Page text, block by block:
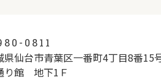
0811
県仙台市青葉区一番町4丁目8番
り館 地下1Ｆ